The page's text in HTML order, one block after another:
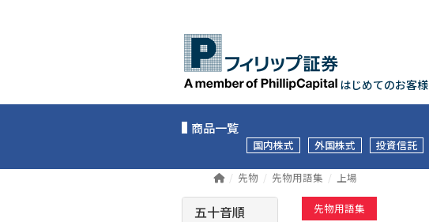
はじめてのお客様
商品一覧
国内株式 外国株式 投資信託
先物 先物用語集 上場
先物用語集
五十音順